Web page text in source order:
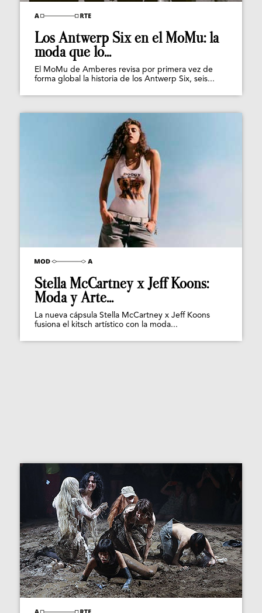
Los Antwerp Six en el MoMu: la
moda que lo...
El MoMu de Amberes revisa por primera vez de
forma global la historia de los Antwerp Six, seis...
Stella McCartney x Jeff Koons:
Moda y Arte...
La nueva cápsula Stella McCartney x Jeff Koons
fusiona el kitsch artístico con la moda...